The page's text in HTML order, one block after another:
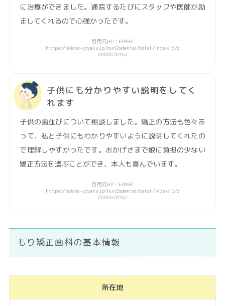
に治療ができました。通院するたびにスタッフや医師が励
ましてくれるので心強かったです。
引用元HP：EPARK
https://haisha-yoyaku.jp/bun2sdental/detail/index/id/z
000007016/
子供にも分かりやすい説明をしてく
れます
子供の歯並びについて相談しました。矯正の方法も色々あ
って、私と子供にもわかりやすいように説明してくれたの
で理解しやすかったです。おかげさまで娘に負担の少ない
矯正方法を選ぶことができ、本人も喜んでいます。
引用元HP：EPARK
https://haisha-yoyaku.jp/bun2sdental/detail/index/id/z
000007016/
もり矯正歯科の基本情報
所在地